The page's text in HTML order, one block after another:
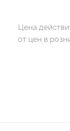
Цена
от цен в